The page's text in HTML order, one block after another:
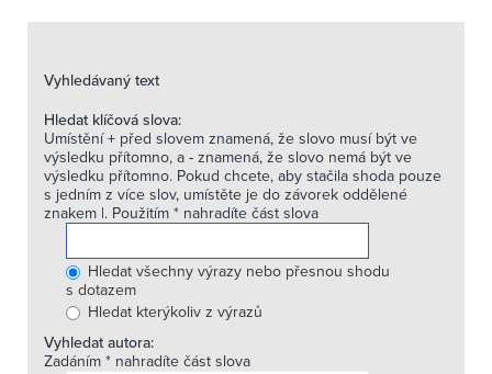
Vyhledávaný text
Hledat klíčová slova:
Umístění+ před slovem znamená, že slovo musí být ve
výsledku přítomno, a - znamená, že slovo nemá být ve
výsledku přítomno. Pokud chcete, aby stačila shoda pouze
s jedním z více slov, umístěte je do závorek oddělené
znakem |. Použitím * nahradíte část slova
Hledat všechny výrazy nebo přesnou shodu
s dotazem
Hledat kterýkoliv z výrazů
Vyhledat autora:
Zadáním * nahradíte část slova